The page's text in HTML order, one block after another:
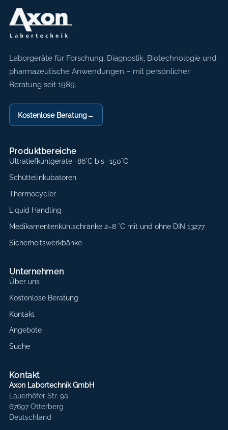
Axon Labortechnik
Laborgeräte für Forschung, Diagnostik, Biotechnologie und
pharmazeutische Anwendungen – mit persönlicher
Beratung seit 1989.
Kostenlose Beratung→
Produktbereiche
Ultratiefkühlgeräte -86°C bis -150°C
Schüttelinkubatoren
Thermocycler
Liquid Handling
Medikamentenkühlschränke 2–8 °C mit und ohne DIN 13277
Sicherheitswerkbänke
Unternehmen
Über uns
Kostenlose Beratung
Kontakt
Angebote
Suche
Kontakt
Axon Labortechnik GmbH
Lauerhöfer Str. 9a
67697 Otterberg
Deutschland